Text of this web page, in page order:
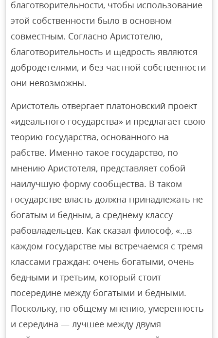
благотворительности, чтобы использование
этой собственности было в основном
совместным. Согласно Аристотелю,
благотворительность и щедрость являются
добродетелями, и без частной собственности
они невозможны.
Аристотель отвергает платоновский проект
«идеального государства» и предлагает свою
теорию государства, основанного на
рабстве. Именно такое государство, по
мнению Аристотеля, представляет собой
наилучшую форму сообщества. В таком
государстве власть должна принадлежать не
богатым и бедным, а среднему классу
рабовладельцев. Как сказал философ, «…в
каждом государстве мы встречаемся с тремя
классами граждан: очень богатыми, очень
бедными и третьим, который стоит
посередине между богатыми и бедными.
Поскольку, по общему мнению, умеренность
и середина — лучшее между двумя